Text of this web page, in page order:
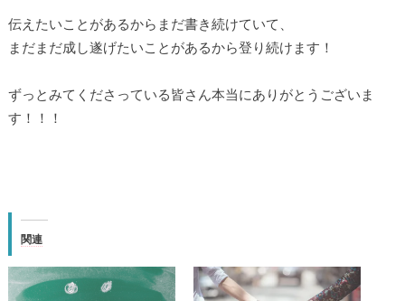
伝えたいことがあるからまだ書き続けていて、
まだまだ成し遂げたいことがあるから登り続けます！
ずっとみてくださっている皆さん本当にありがとうございま
す！！！
関連